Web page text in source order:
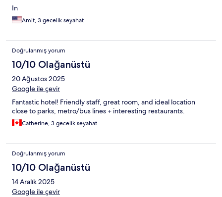
In
Amit, 3 gecelik seyahat
Doğrulanmış yorum
10/10 Olağanüstü
20 Ağustos 2025
Google ile çevir
Fantastic hotel! Friendly staff, great room, and ideal location
close to parks, metro/bus lines + interesting restaurants.
Catherine, 3 gecelik seyahat
Doğrulanmış yorum
10/10 Olağanüstü
14 Aralık 2025
Google ile çevir